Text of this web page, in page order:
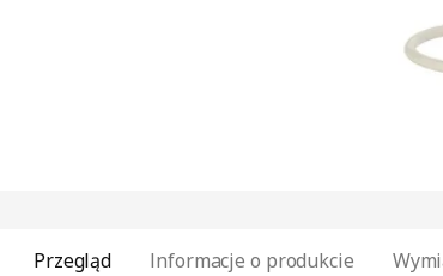
Przegląd Informacje o produkcie